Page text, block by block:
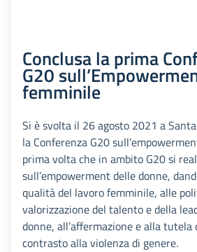
Conclusa la prima
G20
femminile
Si è svolta il 26 agosto 2021 a
la Conferenza G20
prima volta che in ambito G20 si
sull’empowerment delle donne,
qualità del lavoro femminile, alle
valorizzazione del talento e della
donne, all’affermazione e alla
contrasto alla violenza di genere.